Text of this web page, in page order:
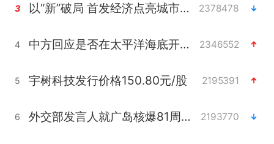
3 以“新”破局 首发经济点亮城市消费活力 2378478
4 中方回应是否在太平洋海底开采稀土 2346552
5 宇树科技发行价格150.80元/股 2195391
6 外交部发言人就广岛核爆81周年等答记者问 2193770